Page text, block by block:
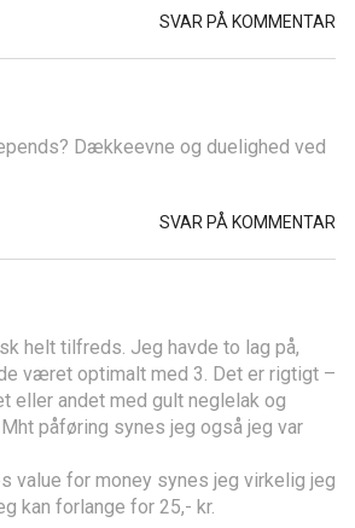
SVAR PÅ KOMMENTAR
Dækkeevne og duelighed ved
SVAR PÅ KOMMENTAR
helt tilfreds. Jeg havde to lag på,
været optimalt med 3. Det er rigtigt –
eller andet med gult neglelak og
påføring synes jeg også jeg var
value for money synes jeg virkelig jeg
kan forlange for 25,- kr.